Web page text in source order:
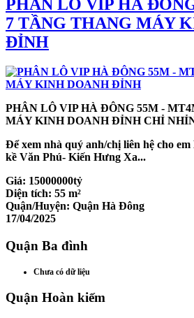
PHÂN LÔ VIP HÀ
7 TẦNG THANG MÁY
ĐỈNH
PHÂN LÔ VIP HÀ ĐÔNG 55M -
MÁY KINH DOANH ĐỈNH CHỈ
Để xem nhà quý anh/chị liên hệ cho
kề Văn Phú- Kiến Hưng Xa...
Giá: 15000000tỷ
Diện tích: 55 m²
Quận/Huyện: Quận Hà Đông
17/04/2025
Quận Ba đình
Chưa có dữ liệu
Quận Hoàn kiếm